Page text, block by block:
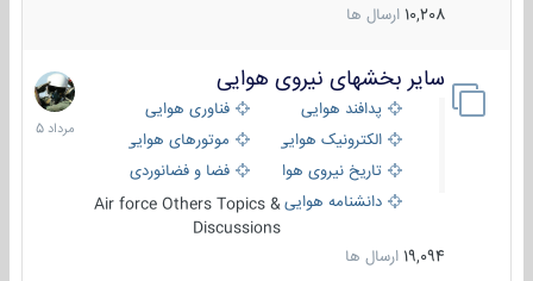
10,208 ارسال ها
سایر بخشهای نیروی هوایی
پدافند هوایی
فناوری هوایی
الکترونیک هوایی
موتورهای هوایی
تاریخ نیروی هوایی
فضا و فضانوردی
دانشنامه هواییAir force Others Topics &
Discussions
19,094 ارسال ها
2
مرداد
1405